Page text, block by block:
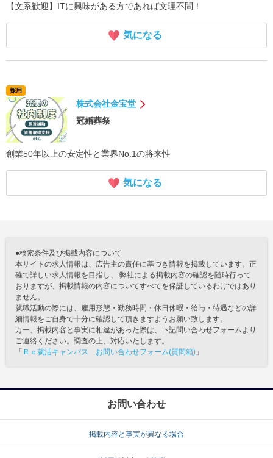
【文系歓迎】ITに興味がある方であれば文理不問！
気になる
採用
株式会社金宝堂
冠婚葬祭
創業50年以上の安定性と業界No.1の将来性
気になる
●検索条件及び掲載内容について
本サイトの求人情報は、広告主の責任に基づき情報を掲載しています。正
確で詳しい求人情報を目指し、 弊社による掲載内容の確認を随時行って
おりますが、掲載情報の内容についてすべてを保証しているわけではあり
ません。
就職活動の際には、雇用形態・勤務時間・休日休暇・給与・待遇などの詳
細情報をご自身で十分に確認して頂きますようお願い致します。
万一、掲載内容と事実に相違があった際は、下記問い合わせフォームより
ご連絡ください。調査の上、対応いたします。
「 Ｒｅ就活キャンパス お問い合わせフォーム(質問箱) 」
お問い合わせ
掲載内容と事実が異なる場合